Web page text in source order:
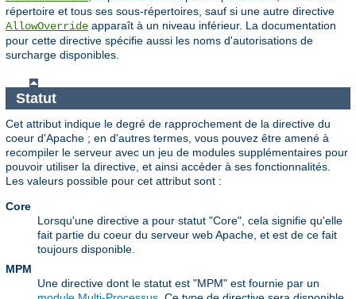
répertoire et tous ses sous-répertoires, sauf si une autre directive
AllowOverride apparaît à un niveau inférieur. La documentation
pour cette directive spécifie aussi les noms d'autorisations de
surcharge disponibles.
Statut
Cet attribut indique le degré de rapprochement de la directive du
coeur d'Apache ; en d'autres termes, vous pouvez être amené à
recompiler le serveur avec un jeu de modules supplémentaires pour
pouvoir utiliser la directive, et ainsi accéder à ses fonctionnalités.
Les valeurs possible pour cet attribut sont :
Core
Lorsqu'une directive a pour statut "Core", cela signifie qu'elle
fait partie du coeur du serveur web Apache, et est de ce fait
toujours disponible.
MPM
Une directive dont le statut est "MPM" est fournie par un